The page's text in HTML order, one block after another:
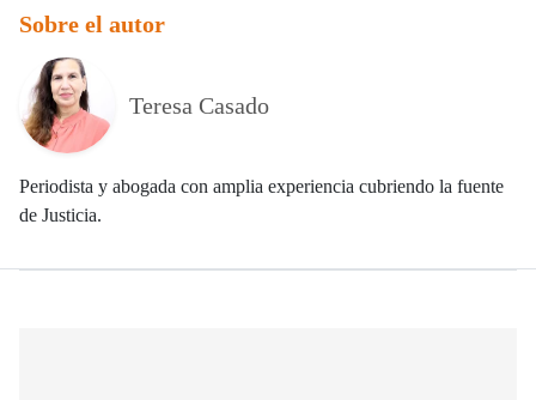
Sobre el autor
Teresa Casado
Periodista y abogada con amplia experiencia cubriendo la fuente
de Justicia.